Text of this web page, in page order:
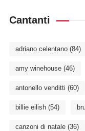
Cantanti
adriano celentano(84)
amy winehouse(46)
antonello venditti (60)
billie eilish(54)
canzoni di natale(36)